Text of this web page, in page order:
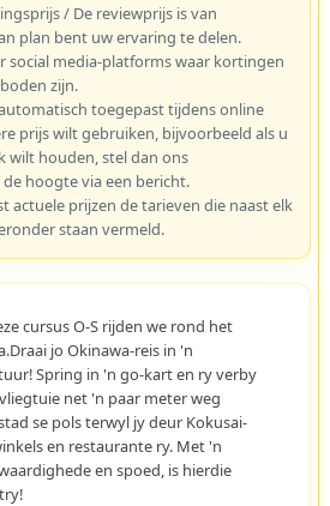
/ De reviewprijs is van
plan bent uw ervaring te delen.
social media-platforms waar kortingen
zijn.
toegepast tijdens online
prijs wilt gebruiken, bijvoorbeeld als u
wilt houden, stel dan ons
hoogte via een bericht.
actuele prijzen de tarieven die naast elk
staan vermeld.
cursus O-S rijden we rond het
jo Okinawa-reis in 'n
Spring in 'n go-kart en ry verby
net 'n paar meter weg
se pols terwyl jy deur Kokusai-
en restaurante ry. Met 'n
en spoed, is hierdie